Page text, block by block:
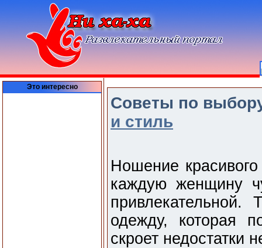
Это интересно
Советы по
и стиль
Ношение
каждую женщину
привлекательной.
одежду, которая
скроет недостатки